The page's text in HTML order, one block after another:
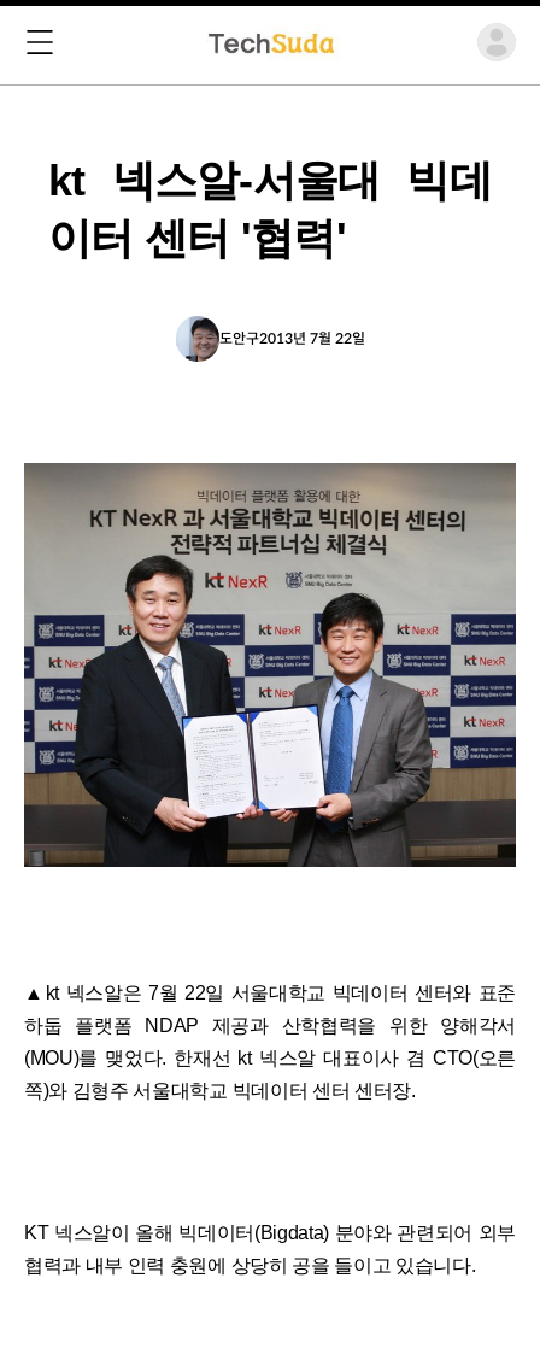
kt 넥스알-서울대 빅데
이터 센터 '협력'
도안구2013년 7월 22일
▲kt 넥스알은 7월 22일 서울대학교 빅데이터 센터와 표준
하둡 플랫폼 NDAP 제공과 산학협력을 위한 양해각서
(MOU)를 맺었다. 한재선 kt 넥스알 대표이사 겸 CTO(오른
쪽)와 김형주 서울대학교 빅데이터 센터 센터장.
KT 넥스알이 올해 빅데이터(Bigdata) 분야와 관련되어 외부
협력과 내부 인력 충원에 상당히 공을 들이고 있습니다.